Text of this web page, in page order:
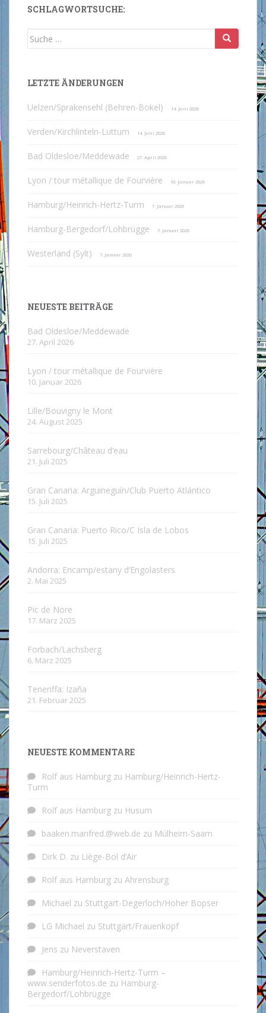
SCHLAGWORTSUCHE:
Suche
LETZTE ÄNDERUNGEN
Uelzen/Sprakensehl (Behren-Bokel) 14. Juni 2026
Verden/Kirchlinteln-Luttum 14. Juni 2026
Bad Oldesloe/Meddewade 27. April 2026
Lyon / tour métallique de Fourvière 10. Januar 2026
Hamburg/Heinrich-Hertz-Turm 7. Januar 2026
Hamburg-Bergedorf/Lohbrügge 7. Januar 2026
Westerland (Sylt) 7. Januar 2026
NEUESTE BEITRÄGE
Bad Oldesloe/Meddewade
27. April 2026
Lyon / tour métallique de Fourvière
10. Januar 2026
Lille/Bouvigny le Mont
24. August 2025
Sarrebourg/Château d’eau
21. Juli 2025
Gran Canaria: Arguineguín/Club Puerto Atlántico
15. Juli 2025
Gran Canaria: Puerto Rico/C Isla de Lobos
15. Juli 2025
Andorra: Encamp/estany d’Engolasters
2. Mai 2025
Pic de Nore
17. März 2025
Forbach/Lachsberg
6. März 2025
Teneriffa: Izaña
21. Februar 2025
NEUESTE KOMMENTARE
Rolf aus Hamburg zu Hamburg/Heinrich-Hertz-
Turm
Rolf aus Hamburg zu Husum
baaken.manfred.@web.de zu Mülheim-Saarn
Dirk D. zu Liège-Bol d’Air
Rolf aus Hamburg zu Ahrensburg
Michael zu Stuttgart-Degerloch/Hoher Bopser
LG Michael zu Stuttgart/Frauenkopf
Jens zu Neverstaven
Hamburg/Heinrich-Hertz-Turm –
www.senderfotos.de zu Hamburg-
Bergedorf/Lohbrügge